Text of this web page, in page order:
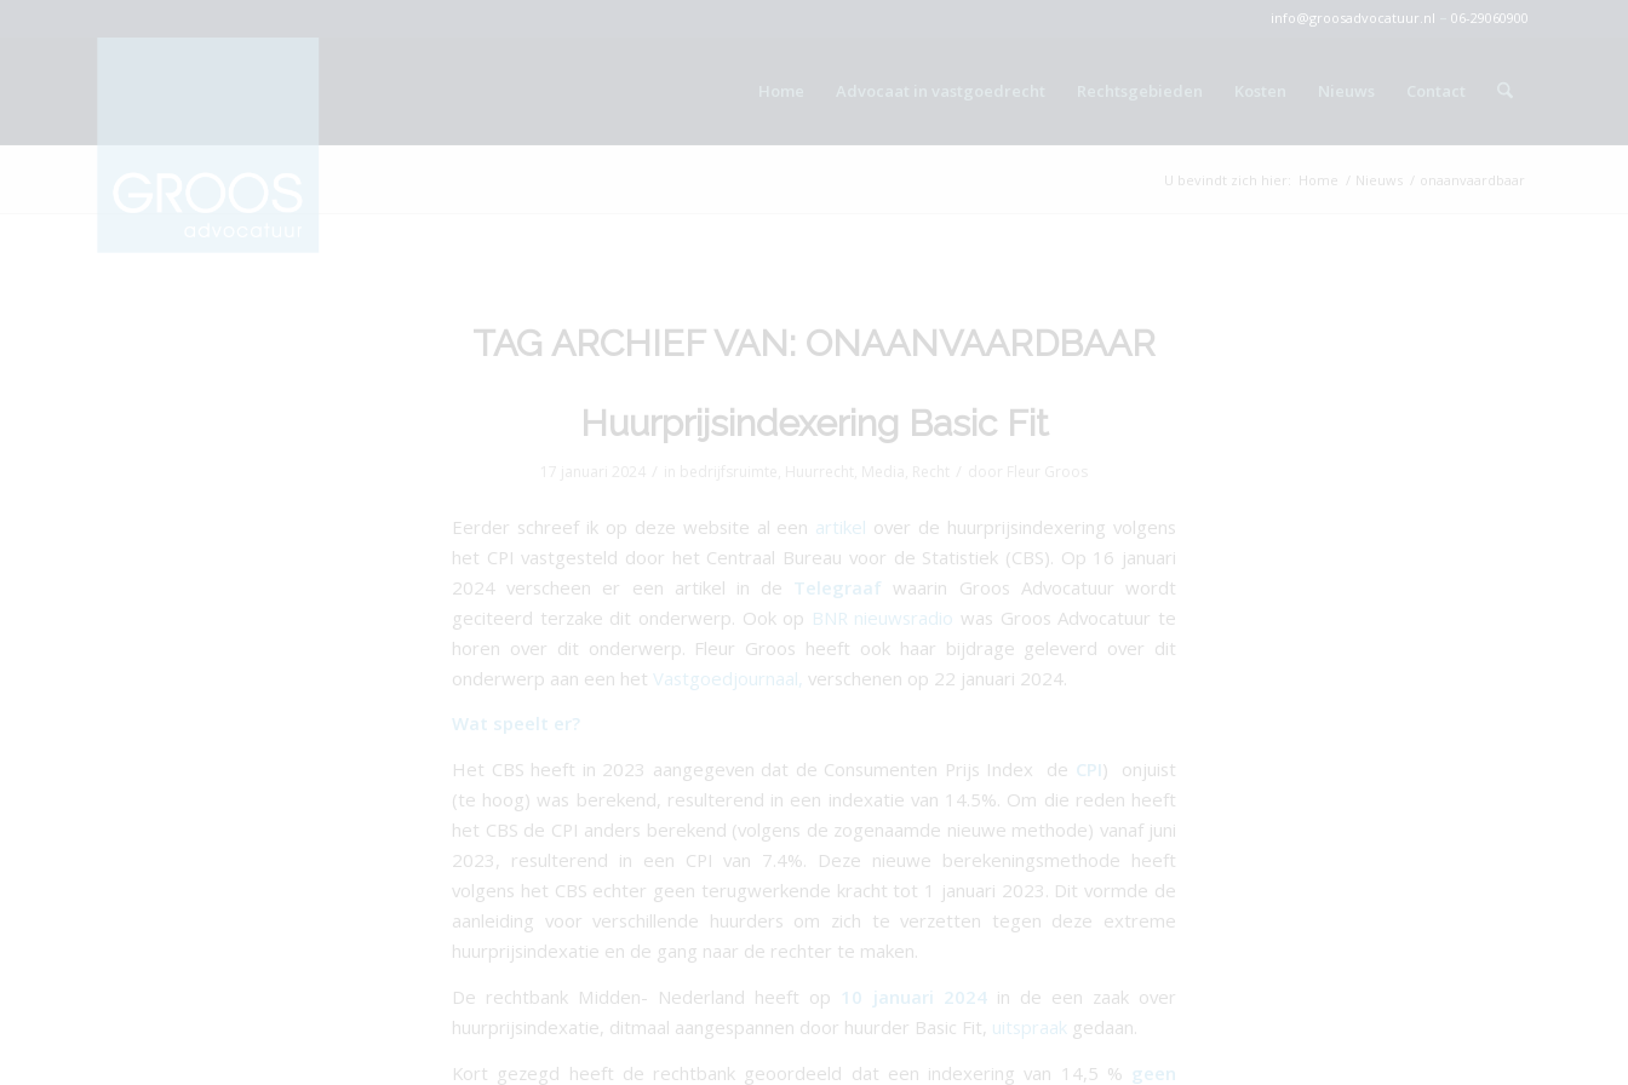
info@groosadvocatuur.nl 06-29060900
U bevindt zich hier: Home / Nieuws / onaanvaardbaar
TAG ARCHIEF VAN: ONAANVAARDBAAR
Huurprijsindexering Basic Fit
Eerder schreef ik op deze website al een artikel over de huurprijsindexering volgens
het CPI vastgesteld door het Centraal Bureau voor de Statistiek (CBS). Op 16 januari
2024 verscheen er een artikel in de Telegraaf waarin Groos Advocatuur wordt
geciteerd terzake dit onderwerp. Ook op BNR nieuwsradio was Groos Advocatuur te
horen over dit onderwerp. Fleur Groos heeft ook haar bijdrage geleverd over dit
onderwerp aan een het Vastgoedjournaal, verschenen op 22 januari 2024.
Wat speelt er?
Het CBS heeft in 2023 aangegeven dat de Consumenten Prijs Index de CPI) onjuist
(te hoog) was berekend, resulterend in een indexatie van 14.5%. Om die reden heeft
het CBS de CPI anders berekend (volgens de zogenaamde nieuwe methode) vanaf juni
2023, resulterend in een CPI van 7.4%. Deze nieuwe berekeningsmethode heeft
volgens het CBS echter geen terugwerkende kracht tot 1 januari 2023. Dit vormde de
aanleiding voor verschillende huurders om zich te verzetten tegen deze extreme
huurprijsindexatie en de gang naar de rechter te maken.
De rechtbank Midden- Nederland heeft op 10 januari 2024in de een zaak over
huurprijsindexatie, ditmaal aangespannen door huurder Basic Fit, uitspraak gedaan.
Kort gezegd heeft de rechtbank geoordeeld dat een indexering van 14,5 % geen